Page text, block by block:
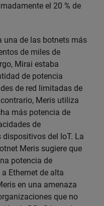
el 20 % de
una de las botnets más
de miles de
Mirai estaba
de potencia
de red limitadas de
Meris utiliza
más potencia de
de
del IoT. La
Meris sugiere que
potencia de
Ethernet de alta
en una amenaza
que no